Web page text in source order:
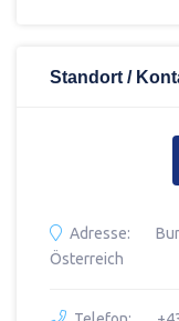
Standort /
Adresse:
Österreich